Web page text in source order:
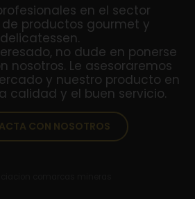
en el sector
productos gourmet y
delicatessen.
no dude en ponerse
nosotros. Le asesoraremos
y nuestro producto en
calidad y el buen servicio.
CON NOSOTROS